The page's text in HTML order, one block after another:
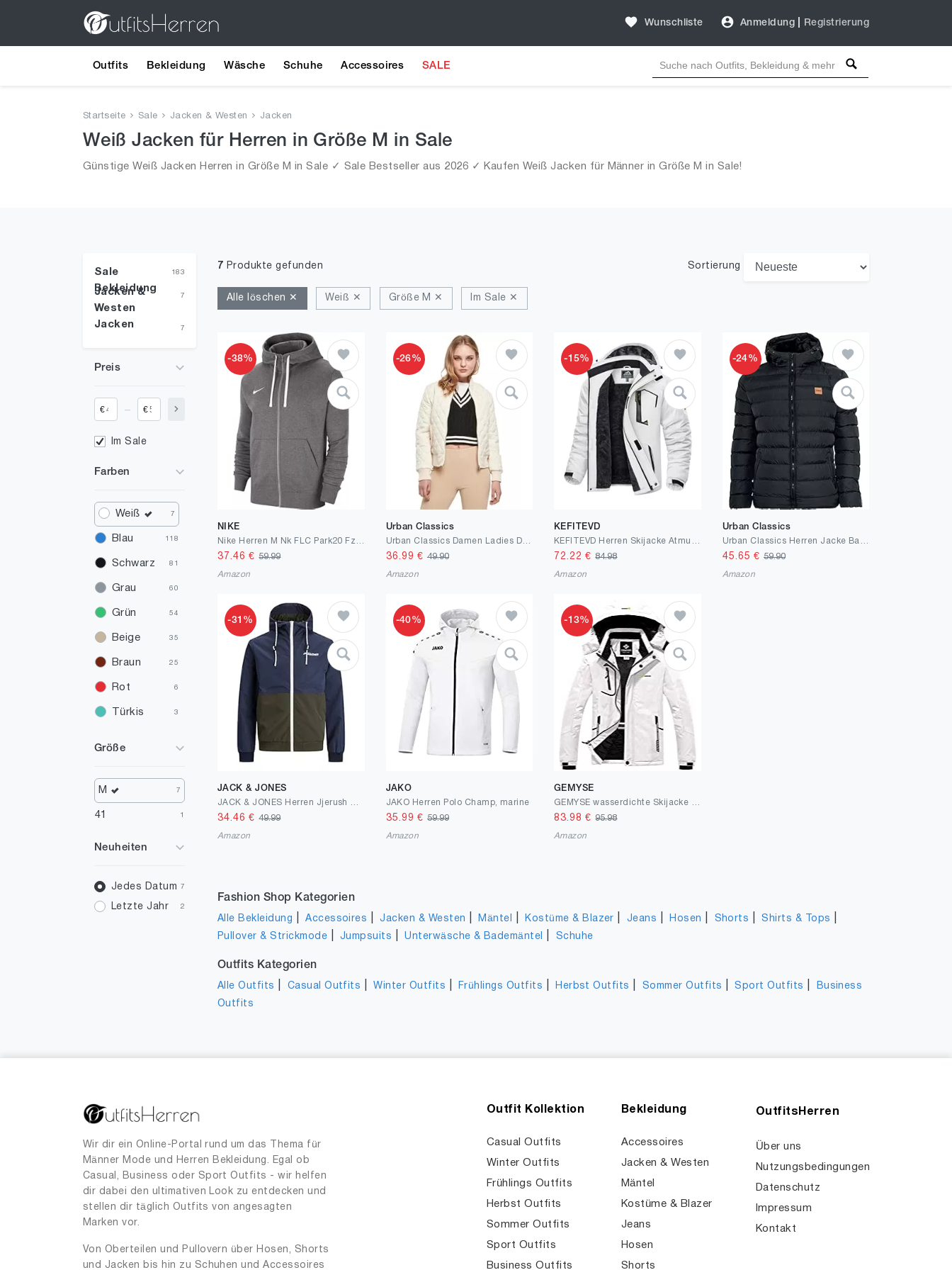
Wunschliste Anmeldung Registrierung
Outfits Bekleidung Wäsche Schuhe Accessoires SALE
Startseite Sale Jacken & Westen Jacken
Weiß Jacken für Herren in Größe M in Sale
Günstige Weiß Jacken Herren in Größe M in Sale ✓ Sale Bestseller aus 2026 ✓ Kaufen Weiß Jacken für Männer in Größe M in Sale!
Sale
Bekleidung
183
Jacken &
Westen
7
Jacken 7
Preis
€ €
Im Sale
Farben
Weiß 7
Blau 118
Schwarz 81
Grau 60
Grün 54
Beige 35
Braun 25
Rot 6
Türkis 3
Mehrfarbig 1
Größe
M 7
41 1
Neuheiten
Jedes Datum 7
Letzte Jahr 2
7 Produkte gefunden Sortierung
Alle löschen ✕ Weiß ✕ Größe M ✕ Im Sale ✕
-38%
NIKE
37.46 €59.99
Amazon
-26%
Urban Classics
36.99 € 49.90
Amazon
-15%
KEFITEVD
72.22 €84.98
Amazon
-24%
Urban Classics
45.65 € 59.90
Amazon
-31%
JACK & JONES
34.46 €49.99
Amazon
-40%
JAKO
JAKO Herren Polo Champ, marine
35.99 € 59.99
Amazon
-13%
GEMYSE
83.98 €95.98
Amazon
Fashion Shop Kategorien
Alle Bekleidung |Accessoires |Jacken & Westen Mäntel Kostüme & Blazer Jeans Hosen Shorts |Shirts & Tops
Pullover & Strickmode |Jumpsuits |Unterwäsche & Bademäntel Schuhe
Outfits Kategorien
Alle Outfits Casual Outfits |Winter Outfits Frühlings Outfits Herbst Outfits Sommer Outfits |Sport Outfits
Business
Outfits
Wir dir ein Online-Portal rund um das Thema für
Männer Mode und Herren Bekleidung. Egal ob
Casual, Business oder Sport Outfits - wir helfen
dir dabei den ultimativen Look zu entdecken und
stellen dir täglich Outfits von angesagten
Marken vor.
Von Oberteilen und Pullovern über Hosen, Shorts
und Jacken bis hin zu Schuhen und Accessoires
Outfit Kollektion
Casual Outfits
Winter Outfits
Frühlings Outfits
Herbst Outfits
Sommer Outfits
Sport Outfits
Business Outfits
Bekleidung
Accessoires
Jacken & Westen
Mäntel
Kostüme & Blazer
Jeans
Hosen
Shorts
OutfitsHerren
Über uns
Nutzungsbedingungen
Datenschutz
Impressum
Kontakt